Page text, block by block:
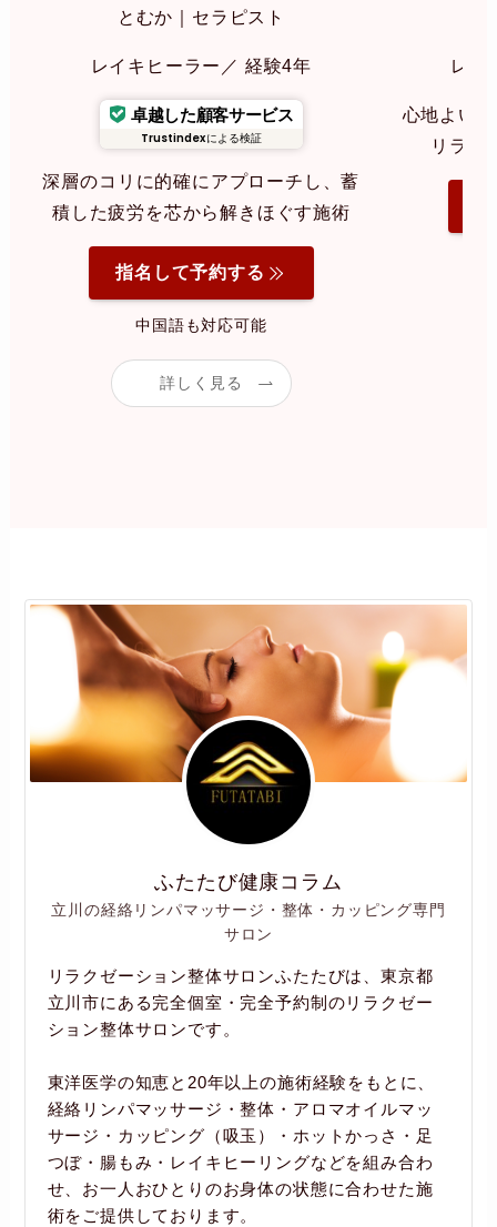
とむか｜セラピスト
レイキヒーラー／ 経験4年
卓越した顧客サービス
Trustindexによる検証
深層のコリに的確にアプローチし、蓄
積した疲労を芯から解きほぐす施術
指名して予約する
中国語も対応可能
詳しく見る
レイ
心地よい
リラク
ふたたび健康コラム
立川の経絡リンパマッサージ・整体・カッピング専門
サロン
リラクゼーション整体サロンふたたびは、東京都
立川市にある完全個室・完全予約制のリラクゼー
ション整体サロンです。
東洋医学の知恵と20年以上の施術経験をもとに、
経絡リンパマッサージ・整体・アロマオイルマッ
サージ・カッピング（吸玉）・ホットかっさ・足
つぼ・腸もみ・レイキヒーリングなどを組み合わ
せ、お一人おひとりのお身体の状態に合わせた施
術をご提供しております。